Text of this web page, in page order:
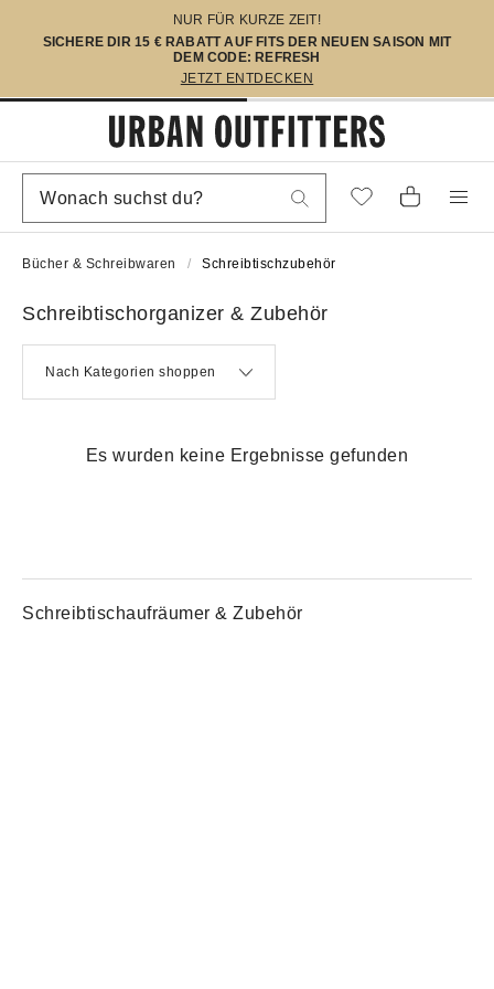
NUR FÜR KURZE ZEIT!
SICHERE DIR 15 € RABATT AUF FITS DER NEUEN SAISON MIT
DEM CODE: REFRESH
JETZT ENTDECKEN
Bücher & Schreibwaren Schreibtischzubehör
Schreibtischorganizer & Zubehör
Nach Kategorien shoppen
Es wurden keine Ergebnisse gefunden
Schreibtischaufräumer & Zubehör